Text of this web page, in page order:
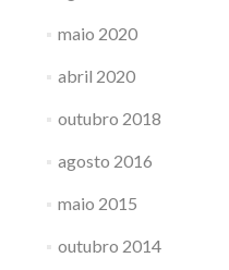
maio 2020
abril 2020
outubro 2018
agosto 2016
maio 2015
outubro 2014